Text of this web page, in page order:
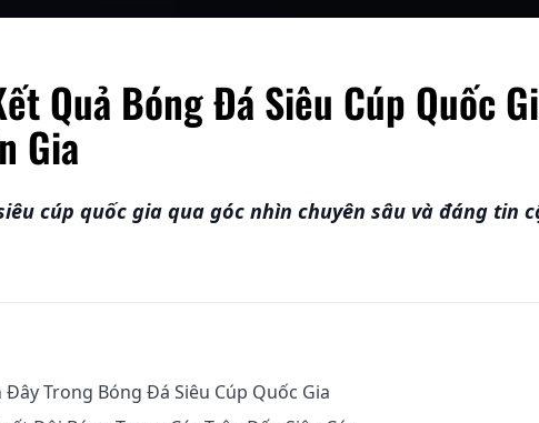
Quả Bóng Đá Siêu Cúp Quốc
Gia
cúp quốc gia qua góc nhìn chuyên sâu và đáng tin
Đây Trong Bóng Đá Siêu Cúp Quốc Gia